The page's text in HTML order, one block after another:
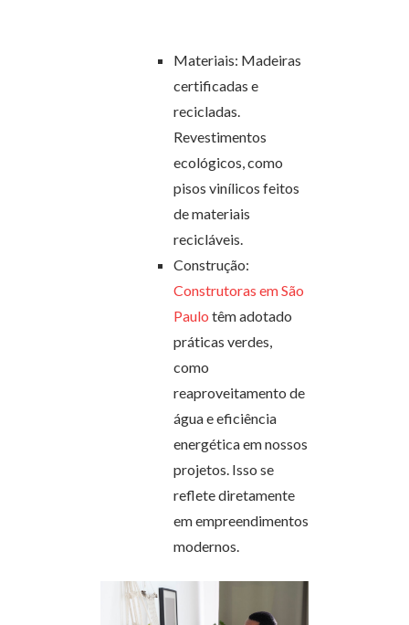
Materiais: Madeiras
certificadas e
recicladas.
Revestimentos
ecológicos, como
pisos vinílicos feitos
de materiais
recicláveis.
Construção:
Construtoras em São
Paulo têm adotado
práticas verdes,
como
reaproveitamento de
água e eficiência
energética em nossos
projetos. Isso se
reflete diretamente
em empreendimentos
modernos.